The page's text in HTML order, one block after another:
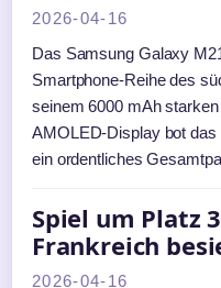
2026-04-16
Das Samsung Galaxy
Smartphone-Reihe des
seinem 6000 mAh
AMOLED-Display bot das
ein ordentliches
Spiel um Platz
Frankreich
2026-04-16